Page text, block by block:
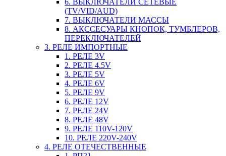
6. ВЫКЛЮЧАТЕЛИ СЕТЕВЫЕ
(TV/VID/AUD)
7. ВЫКЛЮЧАТЕЛИ МАССЫ
8. АКССЕСУАРЫ КНОПОК, ТУМБЛЕРОВ,
ПЕРЕКЛЮЧАТЕЛЕЙ
3. РЕЛЕ ИМПОРТНЫЕ
1. РЕЛЕ 3V
2. РЕЛЕ 4.5V
3. РЕЛЕ 5V
4. РЕЛЕ 6V
5. РЕЛЕ 9V
6. РЕЛЕ 12V
7. РЕЛЕ 24V
8. РЕЛЕ 48V
9. РЕЛЕ 110V-120V
10. РЕЛЕ 220V-240V
4. РЕЛЕ ОТЕЧЕСТВЕННЫЕ